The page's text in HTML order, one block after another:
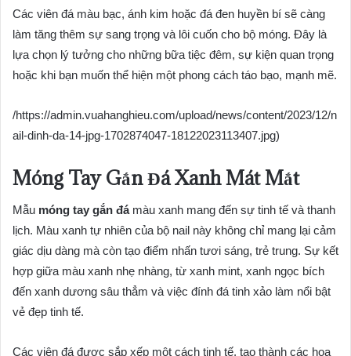
Các viên đá màu bạc, ánh kim hoặc đá đen huyền bí sẽ càng
làm tăng thêm sự sang trọng và lôi cuốn cho bộ móng. Đây là
lựa chọn lý tưởng cho những bữa tiệc đêm, sự kiện quan trọng
hoặc khi bạn muốn thể hiện một phong cách táo bạo, mạnh mẽ.
/https://admin.vuahanghieu.com/upload/news/content/2023/12/n
ail-dinh-da-14-jpg-1702874047-18122023113407.jpg)
Móng Tay Gắn Đá Xanh Mát Mắt
Mẫu móng tay gắn đámàu xanh mang đến sự tinh tế và thanh
lịch. Màu xanh tự nhiên của bộ nail này không chỉ mang lại cảm
giác dịu dàng mà còn tạo điểm nhấn tươi sáng, trẻ trung. Sự kết
hợp giữa màu xanh nhẹ nhàng, từ xanh mint, xanh ngọc bích
đến xanh dương sâu thẳm và việc đính đá tinh xảo làm nổi bật
vẻ đẹp tinh tế.
Các viên đá được sắp xếp một cách tinh tế, tạo thành các họa